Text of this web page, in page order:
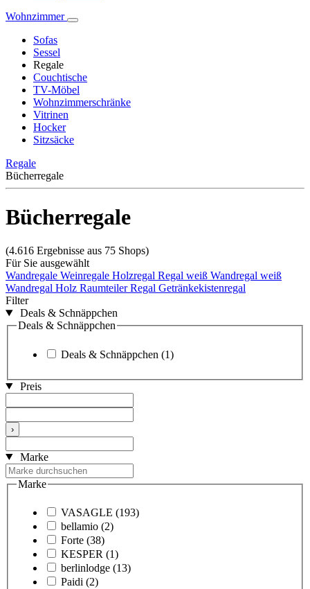
Wohnzimmer
Sofas
Sessel
Regale
Couchtische
TV-Möbel
Wohnzimmerschränke
Vitrinen
Hocker
Sitzsäcke
Regale
Bücherregale
Bücherregale
(4.616 Ergebnisse aus 75 Shops)
Für Sie ausgewählt
Wandregale Weinregale Holzregal Regal weiß Wandregal weiß
Wandregal Holz Raumteiler Regal Getränkekistenregal
Filter
Deals & Schnäppchen
Deals & Schnäppchen
Deals & Schnäppchen (1)
Preis
›
Marke
Marke
VASAGLE (193)
bellamio (2)
Forte (38)
KESPER (1)
berlinlodge (13)
Paidi (2)